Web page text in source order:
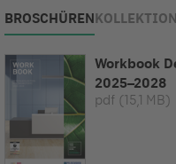
BROSCHÜREN
Workbook
2025–2028
pdf (15,1 MB)